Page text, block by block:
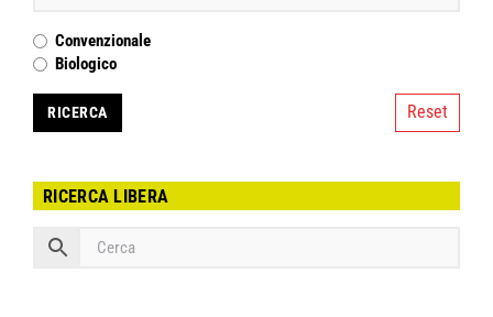
Convenzionale
Biologico
Reset
RICERCA LIBERA